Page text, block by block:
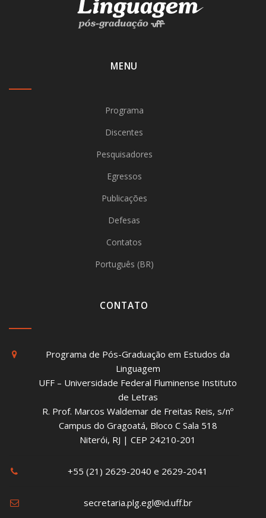
MENU
Programa
Discentes
Pesquisadores
Egressos
Publicações
Defesas
Contatos
Português (BR)
CONTATO
Programa de Pós-Graduação em Estudos da
Linguagem
UFF – Universidade Federal Fluminense Instituto
de Letras
R. Prof. Marcos Waldemar de Freitas Reis, s/nº
Campus do Gragoatá, Bloco C Sala 518
Niterói, RJ | CEP 24210-201
+55 (21) 2629-2040 e 2629-2041
secretaria.plg.egl@id.uff.br